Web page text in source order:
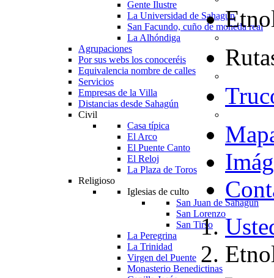
Gente Ilustre
La Universidad de Sahagún
San Facundo, cuño de moneda real
La Alhóndiga
Agrupaciones
Por sus webs los conoceréis
Equivalencia nombre de calles
Servicios
Empresas de la Villa
Distancias desde Sahagún
Civil
Casa típica
El Arco
El Puente Canto
El Reloj
La Plaza de Toros
Religioso
Iglesias de culto
San Juan de Sahagún
San Lorenzo
San Tirso
La Peregrina
La Trinidad
Virgen del Puente
Monasterio Benedictinas